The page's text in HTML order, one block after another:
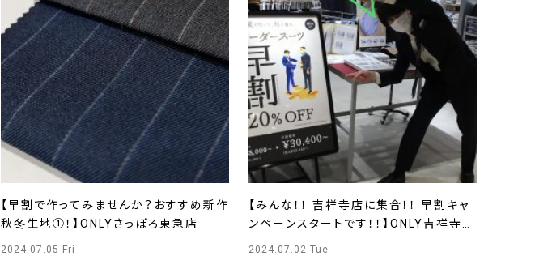
【早割で作ってみませんか？おすすめ新作
秋冬生地➀！】ONLYさっぽろ東急店
2024.07.05 Fri
【みんな！！ 吉祥寺店に集合！！ 早割キャ
ンペーンスタートです！！】ONLY吉祥寺
2024.07.02 Tue